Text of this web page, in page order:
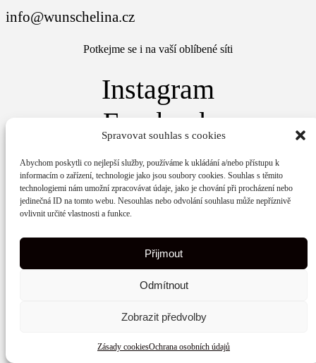
Spravovat souhlas s cookies
Abychom poskytli co nejlepší služby, používáme k ukládání a/nebo přístupu k
informacím o zařízení, technologie jako jsou soubory cookies. Souhlas s těmito
technologiemi nám umožní zpracovávat údaje, jako je chování při procházení nebo
jedinečná ID na tomto webu. Nesouhlas nebo odvolání souhlasu může nepříznivě
ovlivnit určité vlastnosti a funkce.
Přijmout
Odmítnout
Zobrazit předvolby
Zásady cookiesOchrana osobních údajů
info@wunschelina.cz
Potkejme se i na vaší oblíbené síti
Instagram
Facebook
Ochrana osobních údajů